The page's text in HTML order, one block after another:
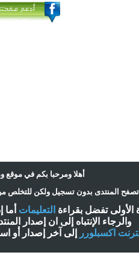
أهلا ومرحبا بكم في موقع
المنتدى بدون تسجيل ولكن للتخلص
الأولى تفضل بقراءة التعليمات ما
والرجاء الإنتباه إلى ان إصدار
اكسبلورر إلى آخر إصدار أو